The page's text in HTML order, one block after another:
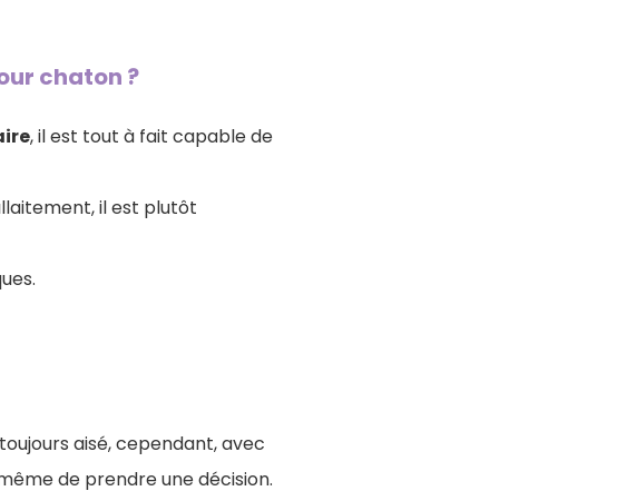
chaton ?
, il est tout à fait capable de
il est plutôt
aisé, cependant, avec
de prendre une décision.